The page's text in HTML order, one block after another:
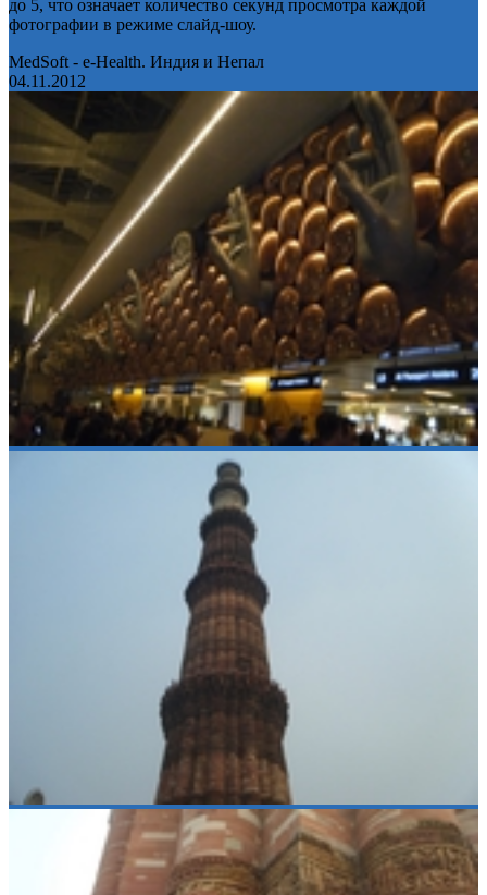
до 5, что означает количество секунд просмотра каждой
фотографии в режиме слайд-шоу.
MedSoft - e-Health. Индия и Непал
04.11.2012